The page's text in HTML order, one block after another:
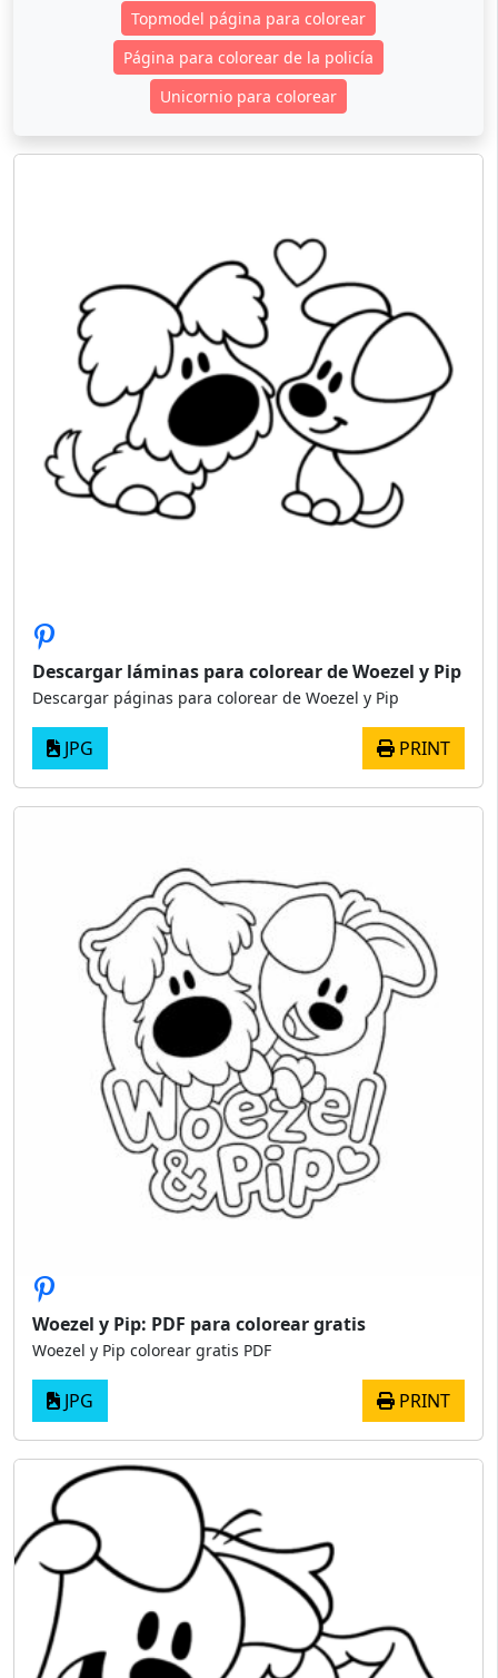
Topmodel página para colorear
Página para colorear de la policía
Unicornio para colorear
Descargar láminas para colorear de Woezel y Pip
Descargar páginas para colorear de Woezel y Pip
JPG PRINT
Woezel y Pip: PDF para colorear gratis
Woezel y Pip colorear gratis PDF
JPG PRINT